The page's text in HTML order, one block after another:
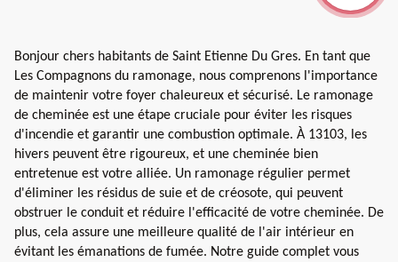
Bonjour chers habitants de Saint Etienne Du Gres. En tant que
Les Compagnons du ramonage, nous comprenons l'importance
de maintenir votre foyer chaleureux et sécurisé. Le ramonage
de cheminée est une étape cruciale pour éviter les risques
d'incendie et garantir une combustion optimale. À 13103, les
hivers peuvent être rigoureux, et une cheminée bien
entretenue est votre alliée. Un ramonage régulier permet
d'éliminer les résidus de suie et de créosote, qui peuvent
obstruer le conduit et réduire l'efficacité de votre cheminée. De
plus, cela assure une meilleure qualité de l'air intérieur en
évitant les émanations de fumée. Notre guide complet vous